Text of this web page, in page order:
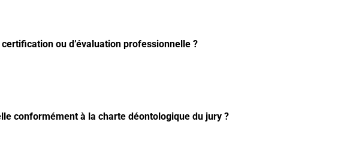
ou d’évaluation professionnelle ?
conformément à la charte déontologique du jury ?